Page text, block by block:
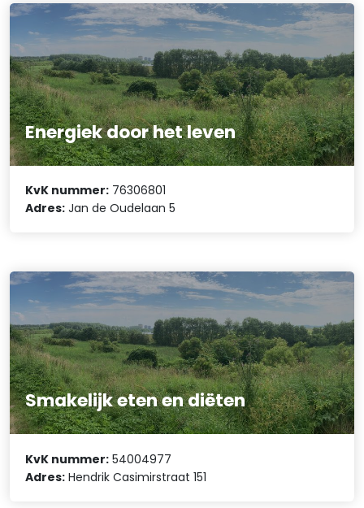
Energiek door het leven
KvK nummer: 76306801
Adres: Jan de Oudelaan 5
Smakelijk eten en diëten
KvK nummer: 54004977
Adres: Hendrik Casimirstraat 151